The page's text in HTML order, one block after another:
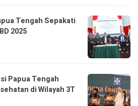
Tengah Sepakati
2025
Papua Tengah
di Wilayah 3T